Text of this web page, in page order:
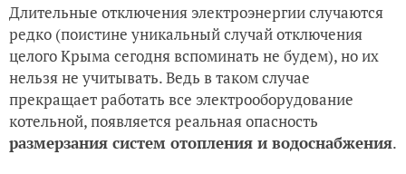
Длительные отключения электроэнергии случаются
редко (поистине уникальный случай отключения
целого Крыма сегодня вспоминать не будем), но их
нельзя не учитывать. Ведь в таком случае
прекращает работать все электрооборудование
котельной, появляется реальная опасность
размерзания систем отопления и водоснабжения.